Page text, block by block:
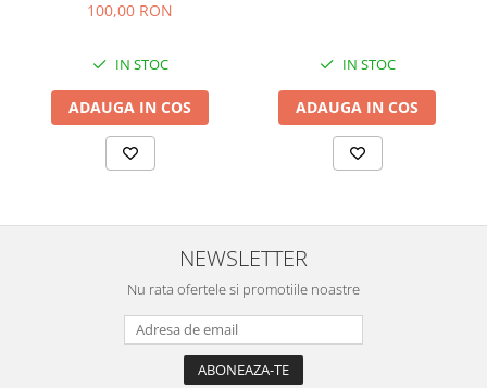
100,00 RON
IN STOC
ADAUGA IN COS
IN STOC
ADAUGA IN COS
NEWSLETTER
Nu rata ofertele si promotiile noastre